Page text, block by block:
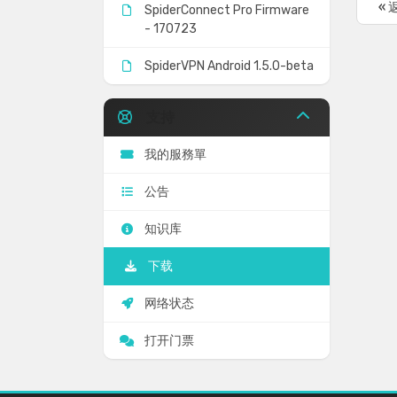
SpiderConnect Pro Firmware
- 170723
SpiderVPN Android 1.5.0-beta
我的服務單
公告
知识库
下载
网络状态
打开门票
«